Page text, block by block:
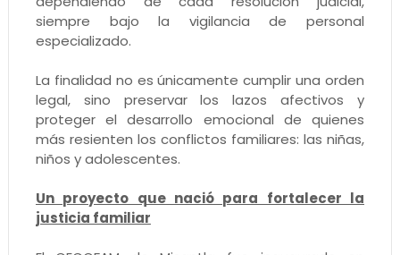
siempre bajo la vigilancia de personal
especializado.
La finalidad no es únicamente cumplir una orden
legal, sino preservar los lazos afectivos y
proteger el desarrollo emocional de quienes
más resienten los conflictos familiares: las niñas,
niños y adolescentes.
Un proyecto que nació para fortalecer la
justicia familiar